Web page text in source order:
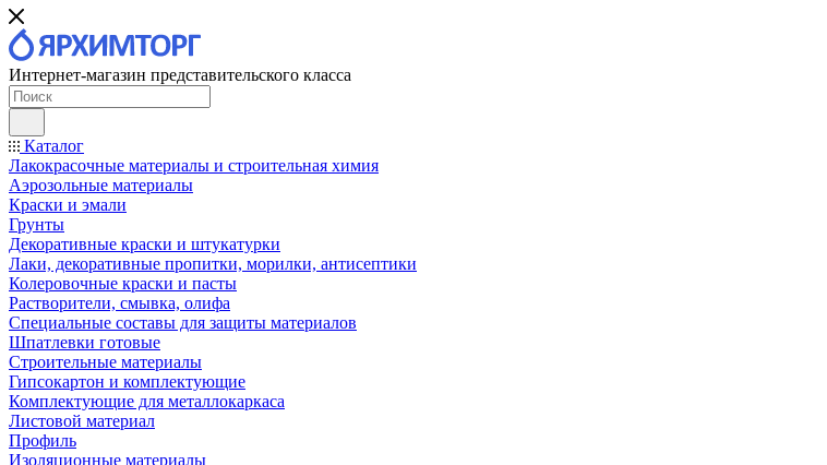
Интернет-магазин представительского класса
Каталог
Лакокрасочные материалы и строительная химия
Аэрозольные материалы
Краски и эмали
Грунты
Декоративные краски и штукатурки
Лаки, декоративные пропитки, морилки, антисептики
Колеровочные краски и пасты
Растворители, смывка, олифа
Специальные составы для защиты материалов
Шпатлевки готовые
Строительные материалы
Гипсокартон и комплектующие
Комплектующие для металлокаркаса
Листовой материал
Профиль
Изоляционные материалы